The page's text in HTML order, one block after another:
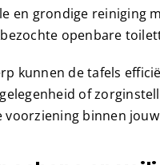
en grondige reiniging
openbare
kunnen de tafels
of
voorziening binnen